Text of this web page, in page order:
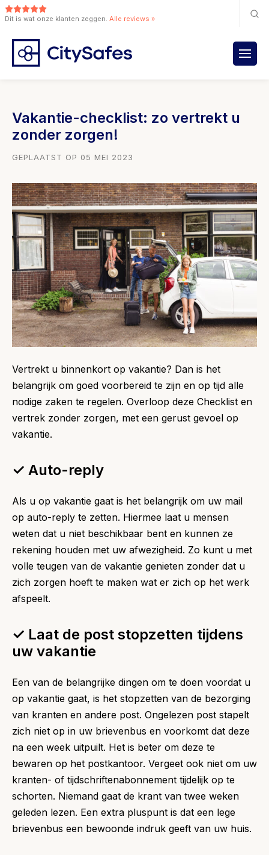
Dit is wat onze klanten zeggen. Alle reviews »
Vakantie-checklist: zo vertrekt u
zonder zorgen!
GEPLAATST OP 05 MEI 2023
Vertrekt u binnenkort op vakantie? Dan is het
belangrijk om goed voorbereid te zijn en op tijd alle
nodige zaken te regelen. Overloop deze Checklist en
vertrek zonder zorgen, met een gerust gevoel op
vakantie.
✓ Auto-reply
Als u op vakantie gaat is het belangrijk om uw mail
op auto-reply te zetten. Hiermee laat u mensen
weten dat u niet beschikbaar bent en kunnen ze
rekening houden met uw afwezigheid. Zo kunt u met
volle teugen van de vakantie genieten zonder dat u
zich zorgen hoeft te maken wat er zich op het werk
afspeelt.
✓ Laat de post stopzetten tijdens
uw vakantie
Een van de belangrijke dingen om te doen voordat u
op vakantie gaat, is het stopzetten van de bezorging
van kranten en andere post. Ongelezen post stapelt
zich niet op in uw brievenbus en voorkomt dat deze
na een week uitpuilt. Het is beter om deze te
bewaren op het postkantoor. Vergeet ook niet om uw
kranten- of tijdschriftenabonnement tijdelijk op te
schorten. Niemand gaat de krant van twee weken
geleden lezen. Een extra pluspunt is dat een lege
brievenbus een bewoonde indruk geeft van uw huis.